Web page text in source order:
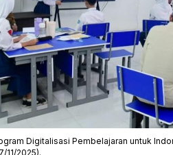
Digitalisasi Pembelajaran untuk
11/2025).